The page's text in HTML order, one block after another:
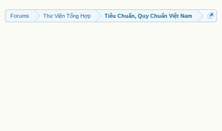
Forums Thư Viện Tổng Hợp Tiêu Chuẩn, Quy Chuẩn Việt Nam